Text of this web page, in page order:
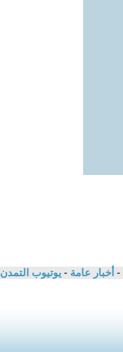
- أخبار عامة - يوتيوب التمدن